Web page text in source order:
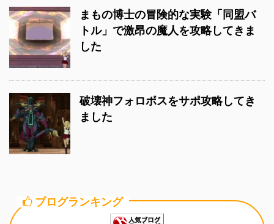
まもの博士の冒険的な実験「同盟バ
トル」で激昂の魔人を攻略してきま
した
破壊神フォロボスをサポ攻略してき
ました
ブログランキング